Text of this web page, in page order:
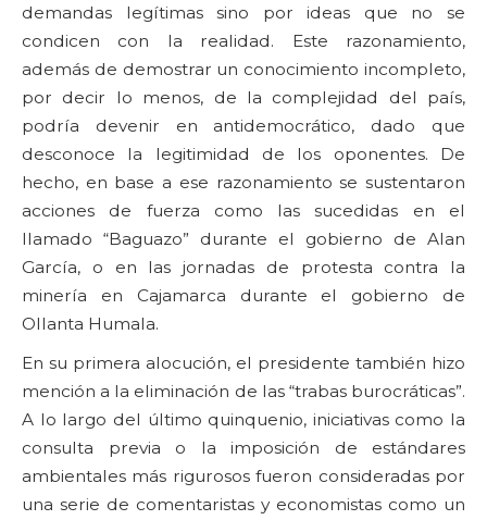
demandas legítimas sino por ideas que no se
condicen con la realidad. Este razonamiento,
además de demostrar un conocimiento incompleto,
por decir lo menos, de la complejidad del país,
podría devenir en antidemocrático, dado que
desconoce la legitimidad de los oponentes. De
hecho, en base a ese razonamiento se sustentaron
acciones de fuerza como las sucedidas en el
llamado “Baguazo” durante el gobierno de Alan
García, o en las jornadas de protesta contra la
minería en Cajamarca durante el gobierno de
Ollanta Humala.
En su primera alocución, el presidente también hizo
mención a la eliminación de las “trabas burocráticas”.
A lo largo del último quinquenio, iniciativas como la
consulta previa o la imposición de estándares
ambientales más rigurosos fueron consideradas por
una serie de comentaristas y economistas como un